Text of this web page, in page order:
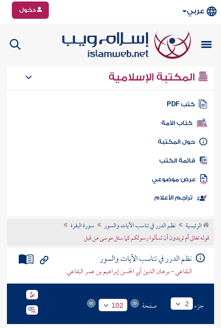
عربي دخول
المكتبة الإسلامية
كتب PDF
كتاب الأمة
المكتبة
الكتب
موضوعي
تراجم الأعلام
الرئيسية نظم الدرر في تناسب الآيات والسور
سورة البقرة
قوله تعالى أم تريدون أن تسألوا رسولكم كما سئل موسى من قبل
نظم الدرر في تناسب الآيات والسور
البقاعي - برهان الدين أبي الحسن إبراهيم بن عمر البقاعي
جزء 2 صفحة 102